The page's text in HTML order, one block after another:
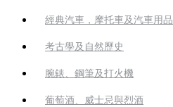
經典汽車，摩托車及汽車用品
考古學及自然歷史
腕錶、鋼筆及打火機
葡萄酒、威士忌與烈酒